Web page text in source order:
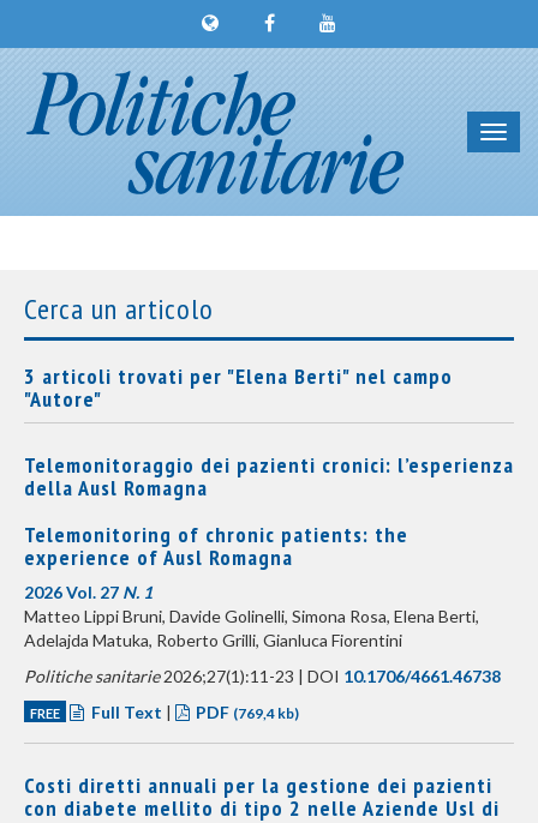
Cerca un articolo
3 articoli trovati per "Elena Berti" nel campo
"Autore"
Telemonitoraggio dei pazienti cronici: l’esperienza
della Ausl Romagna
Telemonitoring of chronic patients: the
experience of Ausl Romagna
2026 Vol. 27 N. 1
Matteo Lippi Bruni, Davide Golinelli, Simona Rosa, Elena Berti,
Adelajda Matuka, Roberto Grilli, Gianluca Fiorentini
Politiche sanitarie2026;27(1):11-23 | DOI 10.1706/4661.46738
FREE Full Text | PDF (769,4 kb)
Costi diretti annuali per la gestione dei pazienti
con diabete mellito di tipo 2 nelle Aziende Usl di